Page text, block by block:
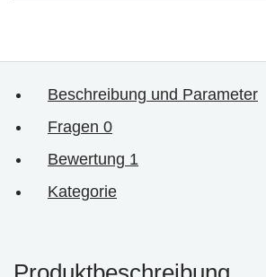
Beschreibung und Parameter
Fragen 0
Bewertung 1
Kategorie